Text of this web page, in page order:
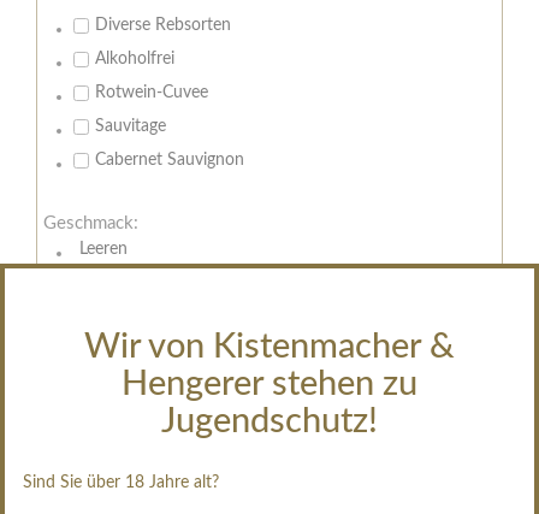
Wir von Kistenmacher &
Hengerer stehen zu
Jugendschutz!
Sind Sie über 18 Jahre alt?
Diverse Rebsorten
Alkoholfrei
Rotwein-Cuvee
Sauvitage
Cabernet Sauvignon
Geschmack:
Leeren
halbtrocken
restsüß
weißgekeltert